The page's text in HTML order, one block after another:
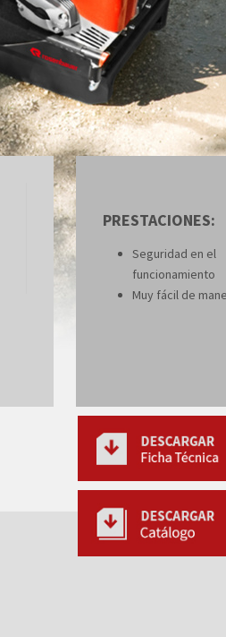
PRESTACIONES:
Seguridad en el
funcionamiento
Muy fácil de